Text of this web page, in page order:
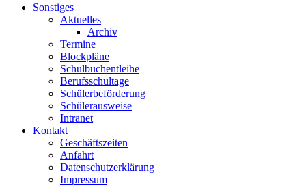
Sonstiges
Aktuelles
Archiv
Termine
Blockpläne
Schulbuchentleihe
Berufsschultage
Schülerbeförderung
Schülerausweise
Intranet
Kontakt
Geschäftszeiten
Anfahrt
Datenschutzerklärung
Impressum